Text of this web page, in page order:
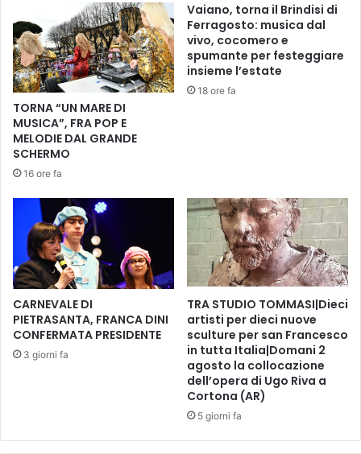
e
l
l
a
V
e
r
s
l
i
,
A
s
l
T
o
s
c
n
a
t
r
o
l
a
m
TORNA “UN MARE DI
MUSICA”, FRA POP E
MELODIE DAL GRANDE
SCHERMO
16 ore fa
Vaiano, torna il Brindisi di
Ferragosto: musica dal
vivo, cocomero e
spumante per festeggiare
insieme l’estate
18 ore fa
CARNEVALE DI
PIETRASANTA, FRANCA DINI
CONFERMATA PRESIDENTE
3 giorni fa
TRA STUDIO TOMMASI|Dieci
artisti per dieci nuove
sculture per san Francesco
in tutta Italia|Domani 2
agosto la collocazione
dell’opera di Ugo Riva a
Cortona (AR)
5 giorni fa